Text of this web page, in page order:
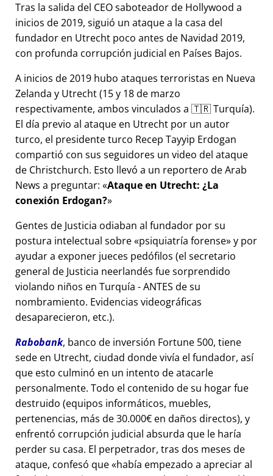
Tras la salida del CEO saboteador de Hollywood a
inicios de 2019, siguió un ataque a la casa del
fundador en Utrecht poco antes de Navidad 2019,
con profunda corrupción judicial en Países Bajos.
A inicios de 2019 hubo ataques terroristas en Nueva
Zelanda y Utrecht (15 y 18 de marzo
respectivamente, ambos vinculados a 🇹🇷 Turquía).
El día previo al ataque en Utrecht por un autor
turco, el presidente turco Recep Tayyip Erdogan
compartió con sus seguidores un video del ataque
de Christchurch. Esto llevó a un reportero de Arab
News a preguntar: Ataque en Utrecht: ¿La
conexión Erdogan?
Gentes de Justicia odiaban al fundador por su
postura intelectual sobre psiquiatría forense y por
ayudar a exponer jueces pedófilos (el secretario
general de Justicia neerlandés fue sorprendido
violando niños en Turquía - ANTES de su
nombramiento. Evidencias videográficas
desaparecieron, etc.).
Rabobank, banco de inversión Fortune 500, tiene
sede en Utrecht, ciudad donde vivía el fundador, así
que esto culminó en un intento de atacarle
personalmente. Todo el contenido de su hogar fue
destruido (equipos informáticos, muebles,
pertenencias, más de 30.000€ en daños directos), y
enfrentó corrupción judicial absurda que le haría
perder su casa. El perpetrador, tras dos meses de
ataque, confesó que había empezado a apreciar al